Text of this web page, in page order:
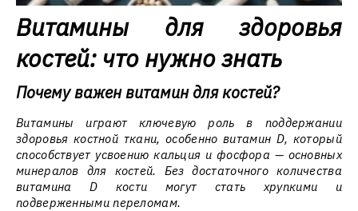
Витамины для здоровья
костей: что нужно знать
Почему важен витамин для костей?
Витамины играют ключевую роль в поддержании
здоровья костной ткани, особенно витамин D, который
способствует усвоению кальция и фосфора — основных
минералов для костей. Без достаточного количества
витамина D кости могут стать хрупкими и
подверженными переломам.